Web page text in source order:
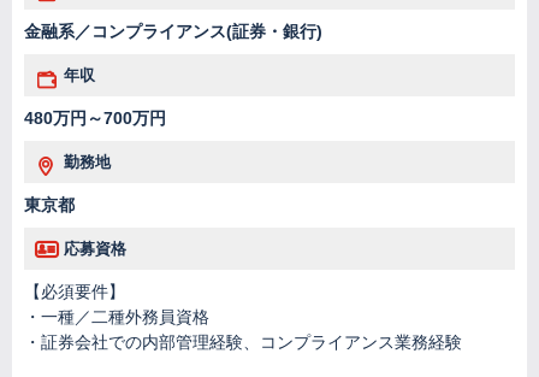
金融系／コンプライアンス(証券・銀行)
年収
480万円～700万円
勤務地
東京都
応募資格
【必須要件】
・一種／二種外務員資格
・証券会社での内部管理経験、コンプライアンス業務経験